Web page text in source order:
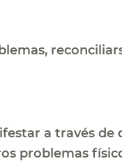
a través de
problemas